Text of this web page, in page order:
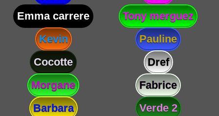
Emma carrere
Tony merguez
Kevin
Pauline
Cocotte
Dref
Morgane
Fabrice
Barbara
Verde 2